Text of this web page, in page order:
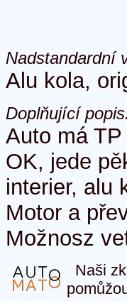
Nadstandardní
Alu kola,
Doplňující
Auto má
OK, jede
interier, alu
Motor a
Možnosz
Naši